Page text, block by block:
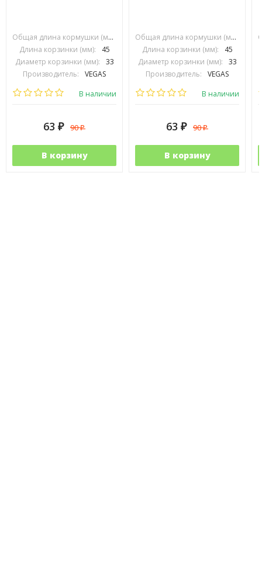
Общая длина кормушки (мм):
Длина корзинки (мм):
45
Диаметр корзинки (мм):
33
Производитель:
VEGAS
В наличии
63 ₽ 90₽
В корзину
Общая длина кормушки (мм):
Длина корзинки (мм):
45
Диаметр корзинки (мм):
33
Производитель:
VEGAS
В наличии
63 ₽ 90₽
В корзину